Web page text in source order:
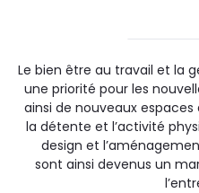
Le bien être au travail et la
une priorité pour les
ainsi de nouveaux espaces
la détente et l’activité
design et
sont ainsi devenus un